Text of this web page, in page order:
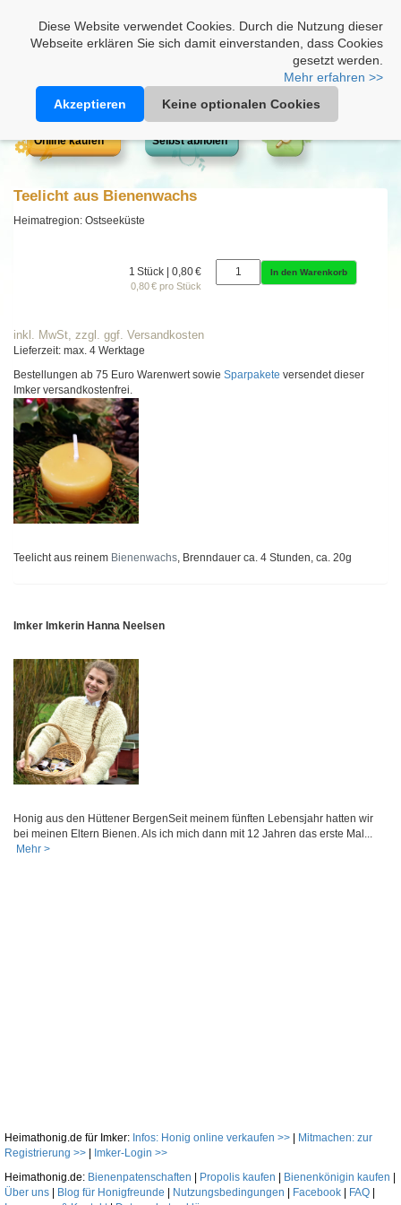
Diese Website verwendet Cookies. Durch die Nutzung dieser
Webseite erklären Sie sich damit einverstanden, dass Cookies
gesetzt werden.
Mehr erfahren >>
Akzeptieren
Keine optionalen Cookies
Online kaufen Selbst abholen
Teelicht aus Bienenwachs
Heimatregion: Ostseeküste
1 Stück | 0,80 €
0,80 € pro Stück
In den Warenkorb
inkl. MwSt, zzgl. ggf. Versandkosten
Lieferzeit: max. 4 Werktage
Bestellungen ab 75 Euro Warenwert sowie Sparpakete versendet dieser
Imker versandkostenfrei.
Teelicht aus reinem Bienenwachs, Brenndauer ca. 4 Stunden, ca. 20g
Imker Imkerin Hanna Neelsen
Honig aus den Hüttener BergenSeit meinem fünften Lebensjahr hatten wir
bei meinen Eltern Bienen. Als ich mich dann mit 12 Jahren das erste Mal...
Mehr >
Heimathonig.de für Imker: Infos: Honig online verkaufen >>
Mitmachen: zur
Registrierung >>
Imker-Login >>
Heimathonig.de: Bienenpatenschaften Propolis kaufen Bienenkönigin kaufen
Über uns
Blog für Honigfreunde Nutzungsbedingungen Facebook FAQ